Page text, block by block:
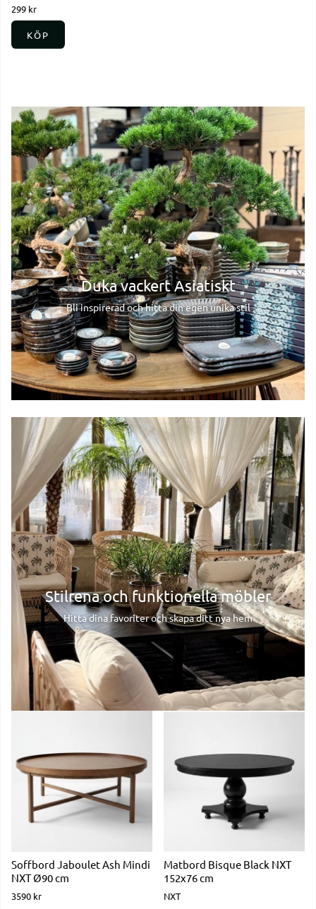
299 kr
KÖP
Duka vackert Asiatiskt
Bli inspirerad och hitta din egen unika stil
Stilrena och funktionella möbler
Hitta dina favoriter och skapa ditt nya hem
Soffbord Jaboulet Ash Mindi
NXT Ø90 cm
3590 kr
Matbord Bisque Black NXT
152x76 cm
NXT